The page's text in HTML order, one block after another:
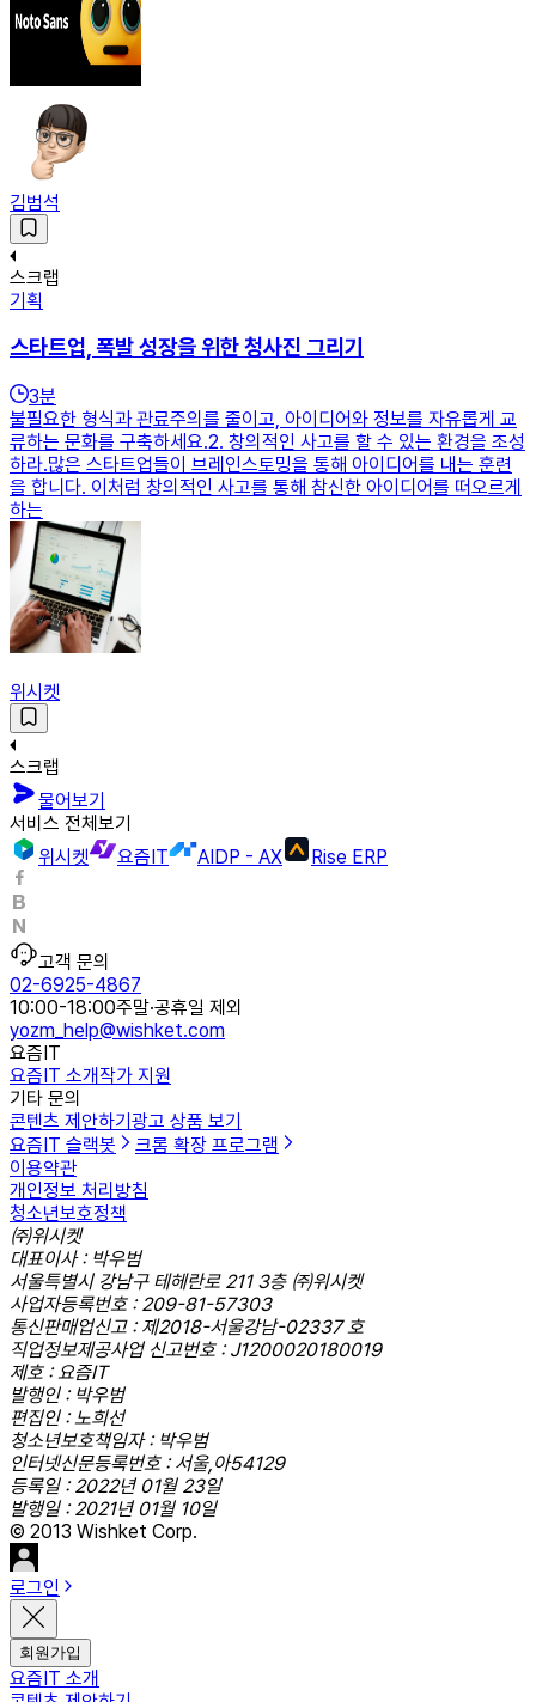
김범석
스크랩
기획
스타트업, 폭발 성장을 위한 청사진 그리기
3분
불필요한 형식과 관료주의를 줄이고, 아이디어와 정보를 자유롭게 교
류하는 문화를 구축하세요.2. 창의적인 사고를 할 수 있는 환경을 조성
하라.많은 스타트업들이 브레인스토밍을 통해 아이디어를 내는 훈련
을 합니다. 이처럼 창의적인 사고를 통해 참신한 아이디어를 떠오르게
하는
위시켓
스크랩
물어보기
서비스 전체보기
위시켓
요즘IT AIDP - AX Rise ERP
고객 문의
02-6925-4867
10:00-18:00주말·공휴일 제외
yozm_help@wishket.com
요즘IT
요즘IT 소개작가 지원
기타 문의
콘텐츠 제안하기 광고 상품 보기
요즘IT 슬랙봇
크롬 확장 프로그램
이용약관
개인정보 처리방침
청소년보호정책
㈜위시켓
대표이사 : 박우범
서울특별시 강남구 테헤란로 211 3층 ㈜위시켓
사업자등록번호 : 209-81-57303
통신판매업신고 : 제2018-서울강남-02337 호
직업정보제공사업 신고번호 : J1200020180019
제호 : 요즘IT
발행인 : 박우범
편집인 : 노희선
청소년보호책임자 : 박우범
인터넷신문등록번호 : 서울,아54129
등록일 : 2022년 01월 23일
발행일 : 2021년 01월 10일
© 2013 Wishket Corp.
로그인
회원가입
요즘IT 소개